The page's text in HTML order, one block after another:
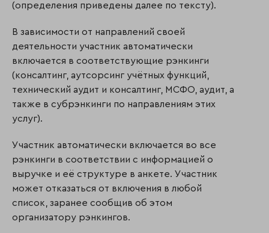
(определения приведены далее по тексту).
В зависимости от направлений своей
деятельности участник автоматически
включается в соответствующие рэнкинги
(консалтинг, аутсорсинг учётных функций,
технический аудит и консалтинг, МСФО, аудит, а
также в субрэнкинги по направлениям этих
услуг).
Участник автоматически включается во все
рэнкинги в соответствии с информацией о
выручке и её структуре в анкете. Участник
может отказаться от включения в любой
список, заранее сообщив об этом
организатору рэнкингов.